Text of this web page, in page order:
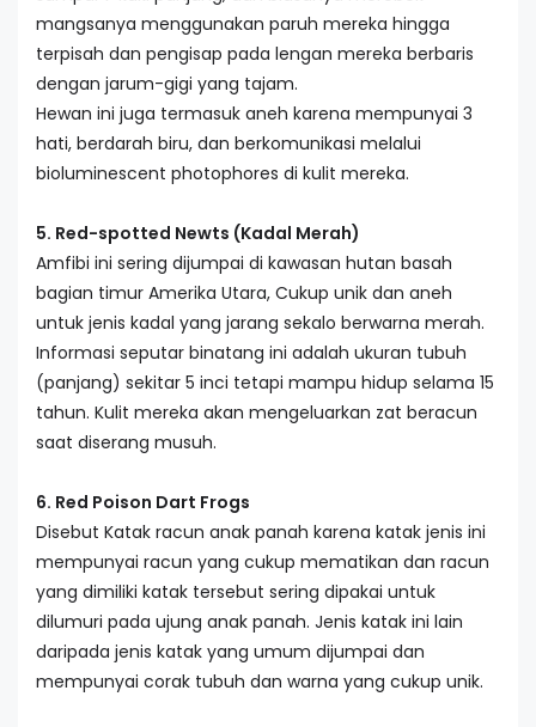
mangsanya menggunakan paruh mereka hingga
terpisah dan pengisap pada lengan mereka berbaris
dengan jarum-gigi yang tajam.
Hewan ini juga termasuk aneh karena mempunyai 3
hati, berdarah biru, dan berkomunikasi melalui
bioluminescent photophores di kulit mereka.
5. Red-spotted Newts (Kadal Merah)
Amfibi ini sering dijumpai di kawasan hutan basah
bagian timur Amerika Utara, Cukup unik dan aneh
untuk jenis kadal yang jarang sekalo berwarna merah.
Informasi seputar binatang ini adalah ukuran tubuh
(panjang) sekitar 5 inci tetapi mampu hidup selama 15
tahun. Kulit mereka akan mengeluarkan zat beracun
saat diserang musuh.
6. Red Poison Dart Frogs
Disebut Katak racun anak panah karena katak jenis ini
mempunyai racun yang cukup mematikan dan racun
yang dimiliki katak tersebut sering dipakai untuk
dilumuri pada ujung anak panah. Jenis katak ini lain
daripada jenis katak yang umum dijumpai dan
mempunyai corak tubuh dan warna yang cukup unik.